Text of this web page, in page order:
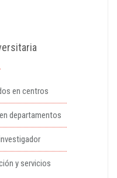
en centros
departamentos
y servicios